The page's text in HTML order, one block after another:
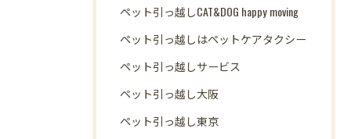
ペット引っ越しCAT&DOG happy moving
ペット引っ越しはペットケアタクシー
ペット引っ越しサービス
ペット引っ越し大阪
ペット引っ越し東京